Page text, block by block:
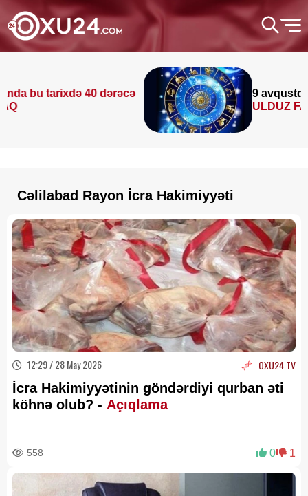
40 dərəcə
9 avqustda bizi
ULDUZ FALI
Cəlilabad Rayon İcra Hakimiyyəti
12:29 / 28 May 2026 OXU24 TV
İcra Hakimiyyətinin göndərdiyi qurban əti
köhnə olub? - Açıqlama
558 0 1